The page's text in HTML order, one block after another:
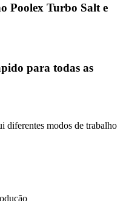
Poolex Turbo Salt e
para todas as
diferentes modos de trabalho